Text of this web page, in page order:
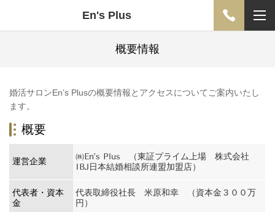
En's Plus
概要情報
婚活サロンEn’s Plusの概要情報とアクセスについてご案内いたし
ます。
概要
運営企業
㈱En’s Plus （東証プライム上場 株式会社
IBJ日本結婚相談所連盟加盟店）
代表者・資本
金
代表取締役社長 米原和幸 （資本金３００万
円）